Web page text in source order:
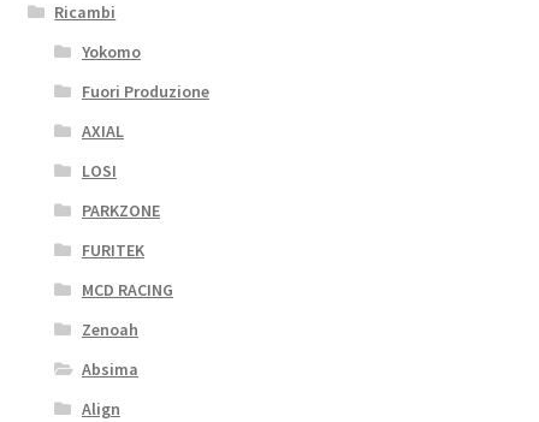
Ricambi
Yokomo
Fuori Produzione
AXIAL
LOSI
PARKZONE
FURITEK
MCD RACING
Zenoah
Absima
Align